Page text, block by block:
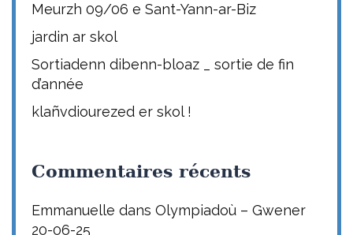
Meurzh 09/06 e Sant-Yann-ar-Biz
jardin ar skol
Sortiadenn dibenn-bloaz _ sortie de fin
d’année
klañvdiourezed er skol !
Commentaires récents
Emmanuelle dans Olympiadoù – Gwener
20-06-25